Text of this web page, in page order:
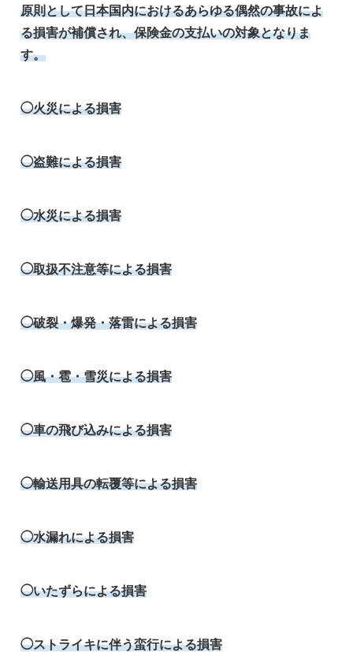
原則として日本国内におけるあらゆる偶然の事故によ
る損害が補償され、保険金の支払いの対象となりま
す。
◯火災による損害
◯盗難による損害
◯水災による損害
◯取扱不注意等による損害
◯破裂・爆発・落雷による損害
◯風・雹・雪災による損害
◯車の飛び込みによる損害
◯輸送用具の転覆等による損害
◯水漏れによる損害
◯いたずらによる損害
◯ストライキに伴う蛮行による損害